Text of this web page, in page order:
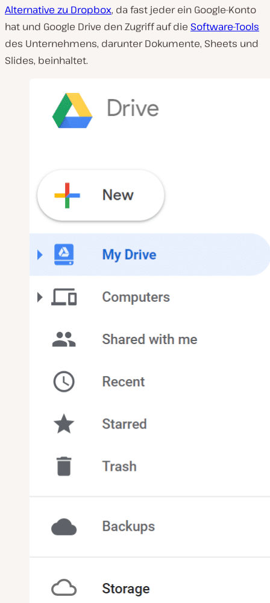
Alternative zu Dropbox, da fast jeder ein Google-Konto
hat und Google Drive den Zugriff auf die Software-Tools
des Unternehmens, darunter Dokumente, Sheets und
Slides, beinhaltet.